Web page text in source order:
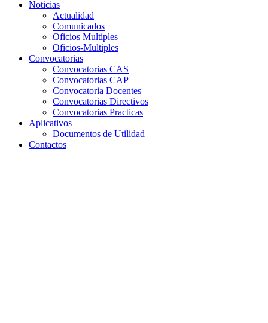
Noticias
Actualidad
Comunicados
Oficios Multiples
Oficios-Multiples
Convocatorias
Convocatorias CAS
Convocatorias CAP
Convocatoria Docentes
Convocatorias Directivos
Convocatorias Practicas
Aplicativos
Documentos de Utilidad
Contactos